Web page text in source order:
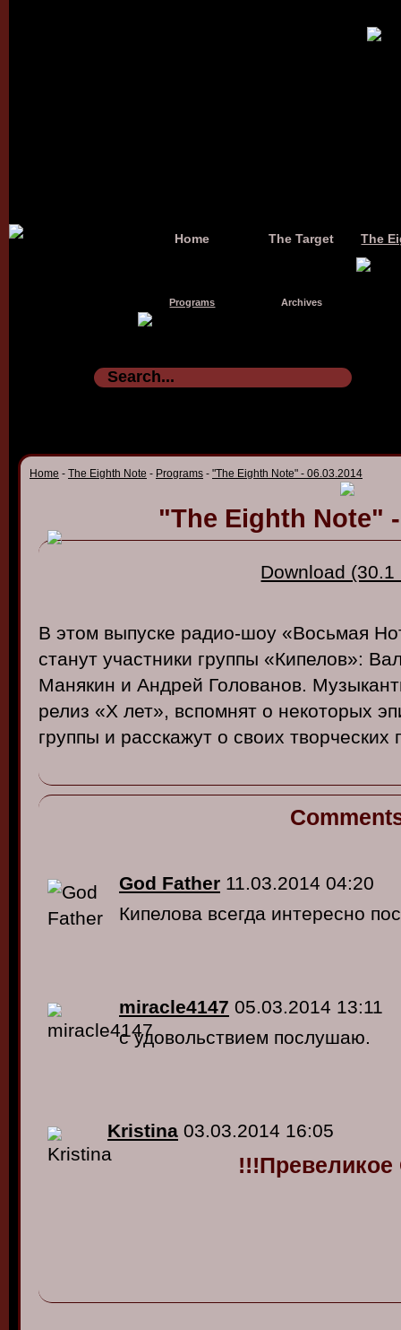
Home The Target The
Programs Archives
Home - The Eighth Note - Programs - "The Eighth Note" - 06.03.2014
"The Eighth Note"
Download (30.1
В этом выпуске радио-шоу «Восьмая
станут участники группы «Кипелов»:
Манякин и Андрей Голованов.
релиз «Х лет», вспомнят о некоторых
группы и расскажут о своих творческих
God Father 11.03.2014 04:20
Кипелова всегда интересно
miracle4147 05.03.2014 13:11
с удовольствием послушаю.
Kristina 03.03.2014 16:05